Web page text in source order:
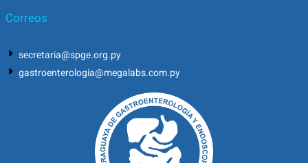
Correos
secretaria@spge.org.py
gastroenterologia@megalabs.com.py